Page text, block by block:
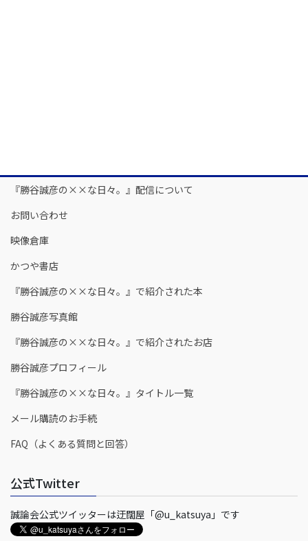
『勝谷誠彦の××な日々。』配信について
お問い合わせ
映像倉庫
かつや書店
『勝谷誠彦の××な日々。』で紹介された本
勝谷誠彦写真館
『勝谷誠彦の××な日々。』で紹介されたお店
勝谷誠彦プロフィール
『勝谷誠彦の××な日々。』タイトル一覧
メール購読のお手続
FAQ（よくある質問と回答）
公式Twitter
誠論会公式ツイッターは迂闊屋「@u_katsuya」です